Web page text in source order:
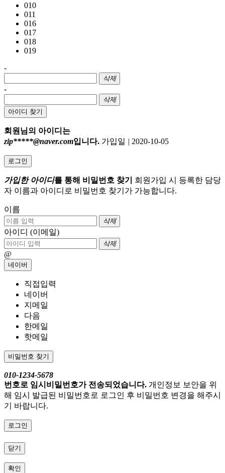
010
011
016
017
018
019
-
삭제
-
삭제
아이디 찾기
회원님의 아이디는
zip*****@naver.com입니다. 가입일 | 2020-10-05
로그인
가입한 아이디를 통해 비밀번호 찾기
회원가입 시 등록한 담당
자 이름과 아이디로 비밀번호 찾기가 가능합니다.
이름
삭제
아이디 (이메일)
삭제
@
네이버
직접입력
네이버
지메일
다음
한메일
핫메일
비밀번호 찾기
010-1234-5678
번호로 임시비밀번호가 전송되었습니다. 개인정보 보안을 위
해 임시 발급된 비밀번호로 로그인 후 비밀번호 변경을 해주시
기 바랍니다.
로그인
닫기
확인